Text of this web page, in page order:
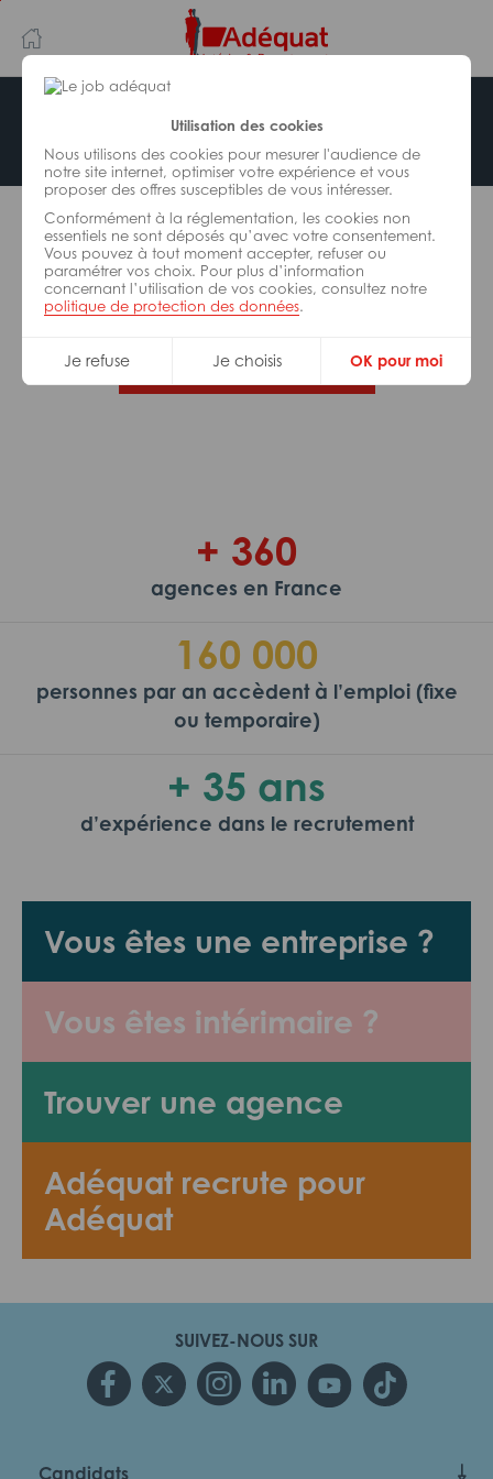
Utilisation des cookies
Nous utilisons des cookies pour mesurer l'audience de
notre site internet, optimiser votre expérience et vous
proposer des offres susceptibles de vous intéresser.
Conformément à la réglementation, les cookies non
essentiels ne sont déposés qu’avec votre consentement.
Vous pouvez à tout moment accepter, refuser ou
paramétrer vos choix. Pour plus d’information
concernant l’utilisation de vos cookies, consultez notre
politique de protection des données.
Je refuse Je choisis OK pour moi
au
contenu
principal
navigation
Offre indisponible
L’offre d’emploi que vous tentez de consulter n’est
plus disponible.
De nombreuses autres missions peuvent vous
correspondre, consultez toutes nos offres.
Trouvez votre job Adéquat !
Vous êtes une entreprise ?
Vous êtes intérimaire ?
Trouver une agence
Adéquat recrute pour
Adéquat
+ 360
agences en France
160 000
personnes par an accèdent à l’emploi (fixe
ou temporaire)
+ 35 ans
d’expérience dans le recrutement
SUIVEZ-NOUS SUR
Candidats